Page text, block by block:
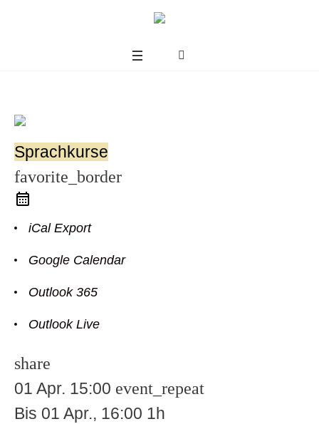
Sprachkurse
favorite_border
iCal Export
Google Calendar
Outlook 365
Outlook Live
share
01 Apr. 15:00 event_repeat
Bis 01 Apr., 16:00 1h